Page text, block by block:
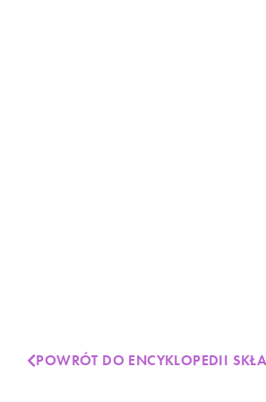
POWRÓT DO ENCYKLOPEDII